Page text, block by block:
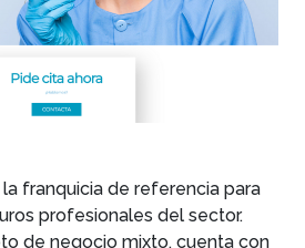
la franquicia de referencia para
profesionales del sector.
de negocio mixto, cuenta con